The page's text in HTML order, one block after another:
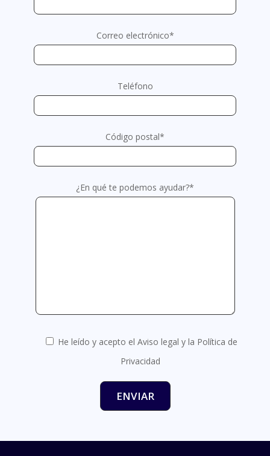
Correo electrónico*
Teléfono
Código postal*
¿En qué te podemos ayudar?*
He leído y acepto el Aviso legal y la Política de
Privacidad